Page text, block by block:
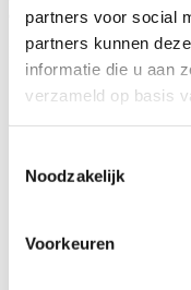
partners voor social
partners kunnen
informatie die u aan
verzameld op basis
Noodzakelijk
Voorkeuren
er zoiets is gebeurd, wat
In deze video vertelt
Om iedereen er